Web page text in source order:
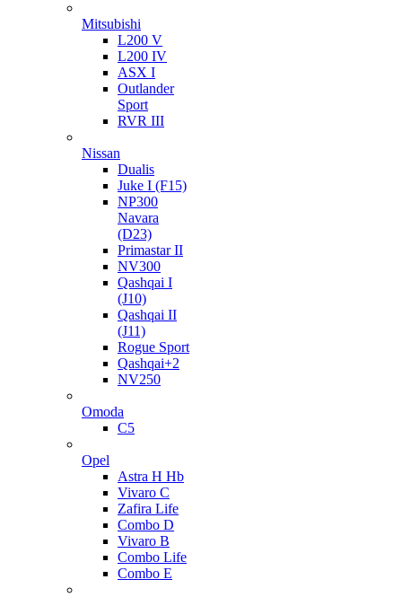
Mitsubishi
L200 V
L200 IV
ASX I
Outlander
Sport
RVR III
Nissan
Dualis
Juke I (F15)
NP300
Navara
(D23)
Primastar II
NV300
Qashqai I
(J10)
Qashqai II
(J11)
Rogue Sport
Qashqai+2
NV250
Omoda
C5
Opel
Astra H Hb
Vivaro C
Zafira Life
Combo D
Vivaro B
Combo Life
Combo E